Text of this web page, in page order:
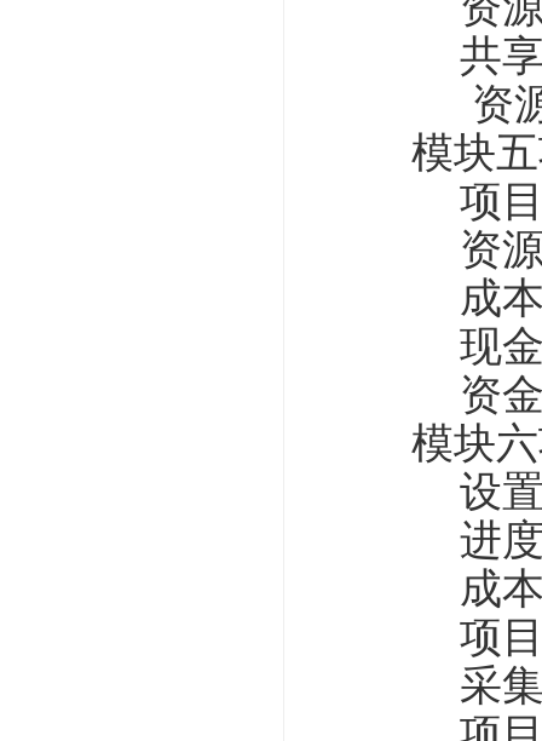
共享
资源使
模块五
项目
资源成
成本信
现金
资金计
模块六
设置项
进度
成本
项目
采集任